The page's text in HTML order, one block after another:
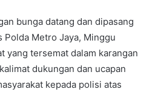
bunga datang dan dipasang
Metro Jaya, Minggu
yang tersemat dalam karangan
dukungan dan ucapan
kepada polisi atas